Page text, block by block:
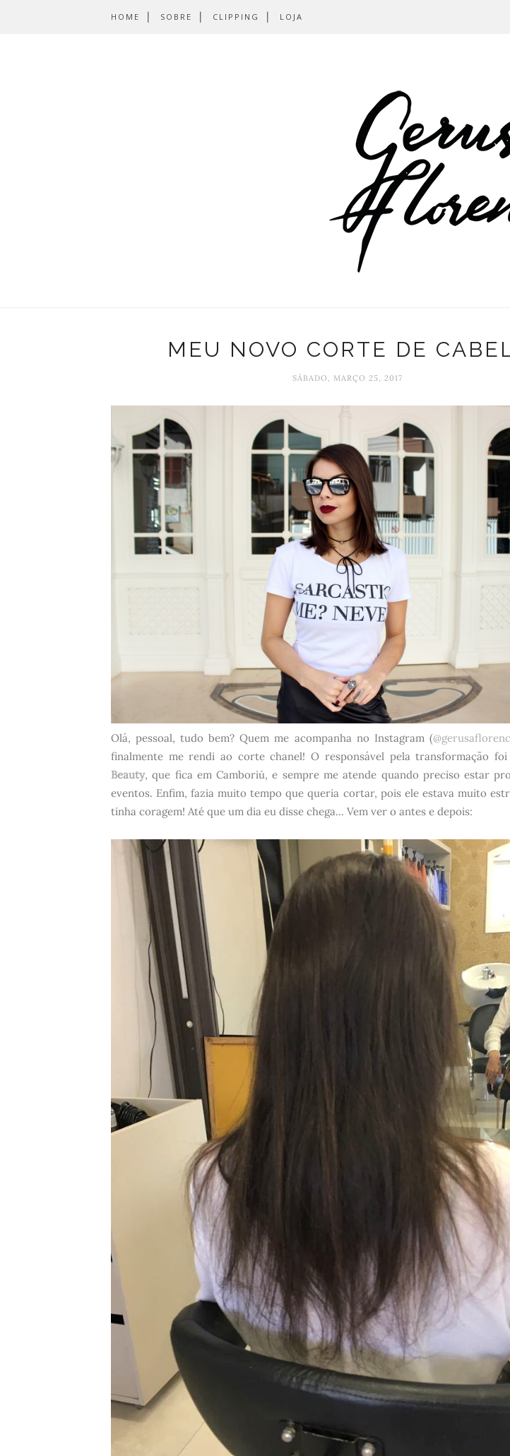
HOME SOBRE CLIPPING LOJA
MEU NOVO CORTE DE
SÁBADO, MARÇO 25, 2017
Olá, pessoal, tudo bem? Quem me acompanha no Instagram (
finalmente me rendi ao corte chanel! O responsável pela transformação foi
Beauty, que fica em Camboriú, e sempre me atende quando preciso estar
eventos. Enfim, fazia muito tempo que queria cortar, pois ele estava muito
tinha coragem! Até que um dia eu disse chega... Vem ver o antes e depois: